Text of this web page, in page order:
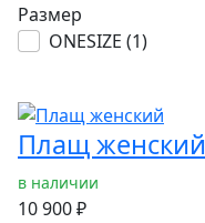
Размер
ONESIZE (1)
Плащ женский
в наличии
10 900 ₽